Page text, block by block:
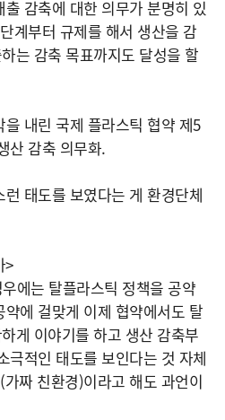
감축에 대한 의무가 분명히 있
계부터 규제를 해서 생산을 감
는 감축 목표까지도 달성을 할
내린 국제 플라스틱 협약 제5
산 감축 의무화.
태도를 보였다는 게 환경단체
>
에는 탈플라스틱 정책을 공약
에 걸맞게 이제 협약에서도 탈
게 이야기를 하고 생산 감축부
극적인 태도를 보인다는 것 자체
짜 친환경)이라고 해도 과언이